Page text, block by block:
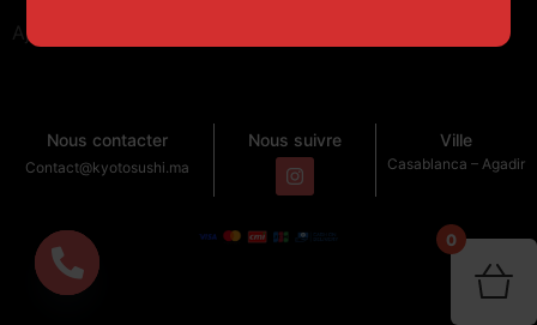
Ajouter au panier
Nous contacter
Contact@kyotosushi.ma
Nous suivre Ville
Casablanca – Agadir
0